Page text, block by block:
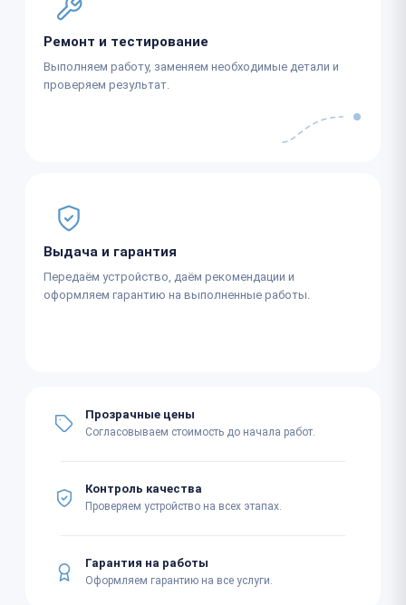
Ремонт и тестирование
Выполняем работу, заменяем необходимые детали и
проверяем результат.
Выдача и гарантия
Передаём устройство, даём рекомендации и
оформляем гарантию на выполненные работы.
Прозрачные цены
Согласовываем стоимость до начала работ.
Контроль качества
Проверяем устройство на всех этапах.
Гарантия на работы
Оформляем гарантию на все услуги.